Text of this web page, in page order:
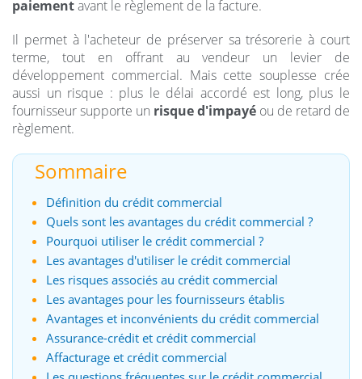
paiementavant le règlement de la facture.
Il permet à l'acheteur de préserver sa trésorerie à court
terme, tout en offrant au vendeur un levier de
développement commercial. Mais cette souplesse crée
aussi un risque : plus le délai accordé est long, plus le
fournisseur supporte un risque d'impayé ou de retard de
règlement.
Sommaire
Définition du crédit commercial
Quels sont les avantages du crédit commercial ?
Pourquoi utiliser le crédit commercial ?
Les avantages d'utiliser le crédit commercial
Les risques associés au crédit commercial
Les avantages pour les fournisseurs établis
Avantages et inconvénients du crédit commercial
Assurance-crédit et crédit commercial
Affacturage et crédit commercial